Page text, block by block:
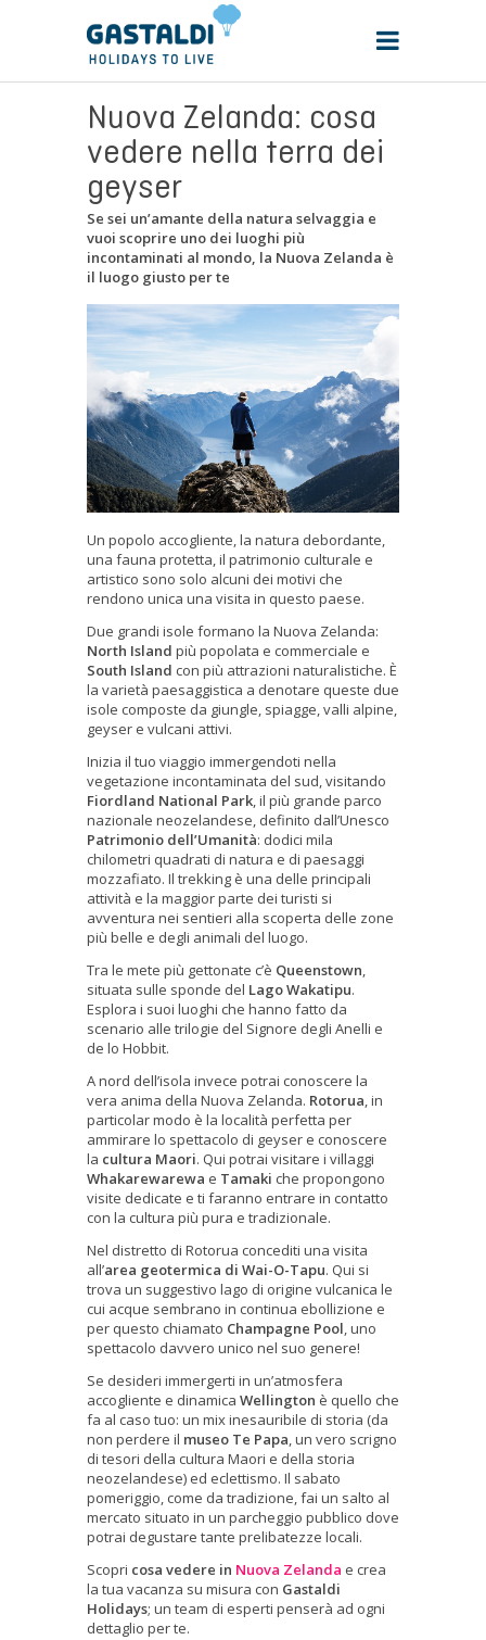
Nuova Zelanda: cosa
vedere nella terra dei
geyser
Se sei un’amante della natura selvaggia e
vuoi scoprire uno dei luoghi più
incontaminati al mondo, la Nuova Zelanda è
il luogo giusto per te
Un popolo accogliente, la natura debordante,
una fauna protetta, il patrimonio culturale e
artistico sono solo alcuni dei motivi che
rendono unica una visita in questo paese.
Due grandi isole formano la Nuova Zelanda:
North Island più popolata e commerciale e
South Island con più attrazioni naturalistiche. È
la varietà paesaggistica a denotare queste due
isole composte da giungle, spiagge, valli alpine,
geyser e vulcani attivi.
Inizia il tuo viaggio immergendoti nella
vegetazione incontaminata del sud, visitando
Fiordland National Park, il più grande parco
nazionale neozelandese, definito dall’Unesco
Patrimonio dell’Umanità: dodici mila
chilometri quadrati di natura e di paesaggi
mozzafiato. Il trekking è una delle principali
attività e la maggior parte dei turisti si
avventura nei sentieri alla scoperta delle zone
più belle e degli animali del luogo.
Tra le mete più gettonate c’è Queenstown,
situata sulle sponde del Lago Wakatipu.
Esplora i suoi luoghi che hanno fatto da
scenario alle trilogie del Signore degli Anelli e
de lo Hobbit.
A nord dell’isola invece potrai conoscere la
vera anima della Nuova Zelanda. Rotorua, in
particolar modo è la località perfetta per
ammirare lo spettacolo di geyser e conoscere
la cultura Maori. Qui potrai visitare i villaggi
Whakarewarewa e Tamaki che propongono
visite dedicate e ti faranno entrare in contatto
con la cultura più pura e tradizionale.
Nel distretto di Rotorua concediti una visita
all’area geotermica di Wai-O-Tapu. Qui si
trova un suggestivo lago di origine vulcanica le
cui acque sembrano in continua ebollizione e
per questo chiamato Champagne Pool, uno
spettacolo davvero unico nel suo genere!
Se desideri immergerti in un’atmosfera
accogliente e dinamica Wellington è quello che
fa al caso tuo: un mix inesauribile di storia (da
non perdere il museo Te Papa, un vero scrigno
di tesori della cultura Maori e della storia
neozelandese) ed eclettismo. Il sabato
pomeriggio, come da tradizione, fai un salto al
mercato situato in un parcheggio pubblico dove
potrai degustare tante prelibatezze locali.
Scopri cosa vedere in Nuova Zelanda e crea
la tua vacanza su misura con Gastaldi
Holidays; un team di esperti penserà ad ogni
dettaglio per te.